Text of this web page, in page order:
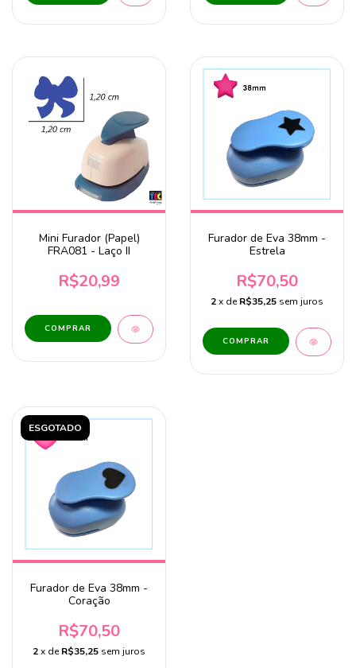
Mini Furador (Papel)
FRA081 - Laço II
R$20,99
Furador de Eva 38mm -
Estrela
R$70,50
2x deR$35,25 sem juros
ESGOTADO
Furador de Eva 38mm -
Coração
R$70,50
2x deR$35,25 sem juros